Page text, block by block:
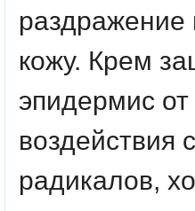
раздражение
кожу. Крем
эпидермис от
воздействия
радикалов,